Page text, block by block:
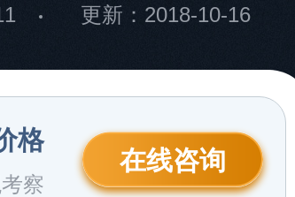
更新：2018-10-16
格
察
在线咨询